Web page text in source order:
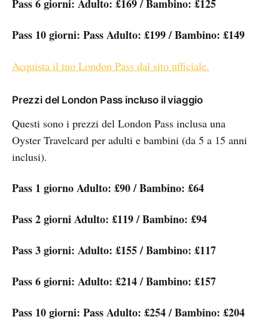
Pass 6 giorni: Adulto: £169 / Bambino: £125
Pass 10 giorni: Pass Adulto: £199 / Bambino: £149
Acquista il tuo London Pass dal sito ufficiale.
Prezzi del London Pass incluso il viaggio
Questi sono i prezzi del London Pass inclusa una
Oyster Travelcard per adulti e bambini (da 5 a 15 anni
inclusi).
Pass 1 giorno Adulto: £90 / Bambino: £64
Pass 2 giorni Adulto: £119 / Bambino: £94
Pass 3 giorni: Adulto: £155 / Bambino: £117
Pass 6 giorni: Adulto: £214 / Bambino: £157
Pass 10 giorni: Pass Adulto: £254 / Bambino: £204